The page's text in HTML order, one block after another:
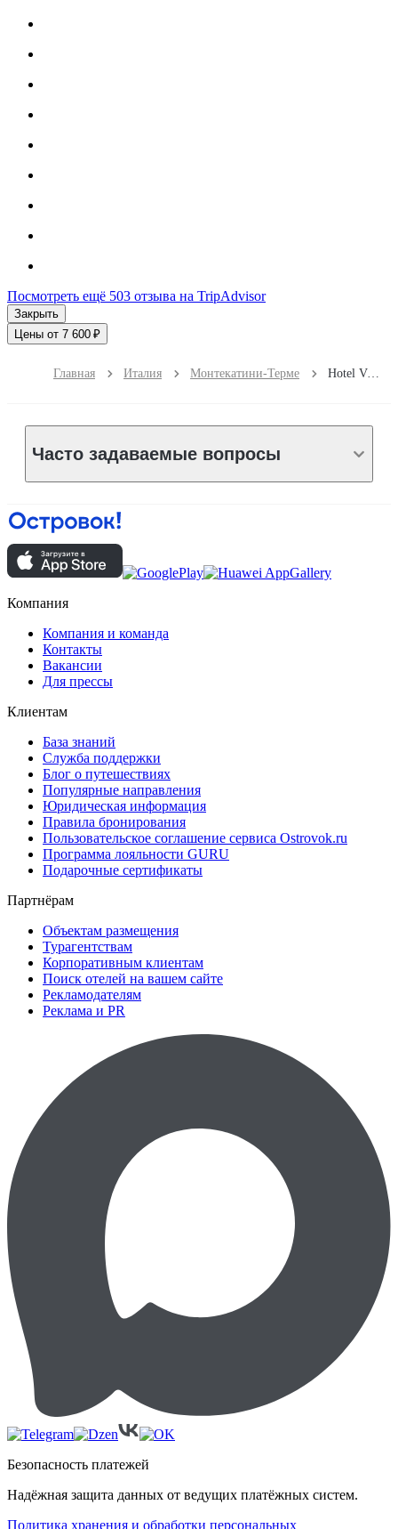
Посмотреть ещё 503 отзыва на TripAdvisor
Закрыть
Цены от 7 600 ₽
Главная Италия Монтекатини-Терме Hotel Villa Rita
Часто задаваемые вопросы
Компания
Компания и команда
Контакты
Вакансии
Для прессы
Клиентам
База знаний
Служба поддержки
Блог о путешествиях
Популярные направления
Юридическая информация
Правила бронирования
Пользовательское соглашение сервиса Ostrovok.ru
Программа лояльности GURU
Подарочные сертификаты
Партнёрам
Объектам размещения
Турагентствам
Корпоративным клиентам
Поиск отелей на вашем сайте
Рекламодателям
Реклама и PR
Безопасность платежей
Надёжная защита данных от ведущих платёжных систем.
Политика хранения и обработки персональных